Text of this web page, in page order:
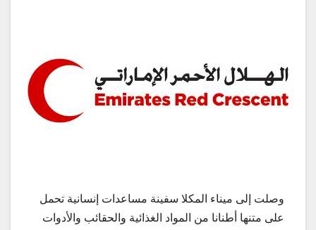
وصلت إلى ميناء المكلا سفينة مساعدات إنسانية تحمل
على متنها أطنانا من المواد الغذائية والحقائب والأدوات